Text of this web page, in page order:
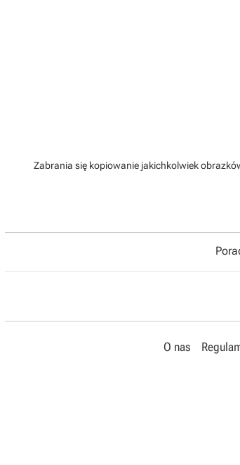
Zabrania się kopiowanie jakichkolwiek
O nas